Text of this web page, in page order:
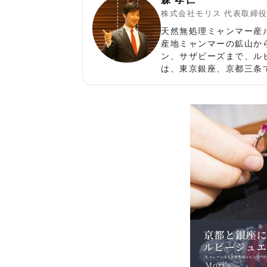
株式会社モリス 代表取締役
天然無処理ミャンマー産
産地ミャンマーの鉱山か
ン、サザビーズまで、
は、東京銀座、京都三条